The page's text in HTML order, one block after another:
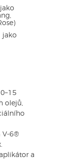
jako
olejů,
V-6®
a